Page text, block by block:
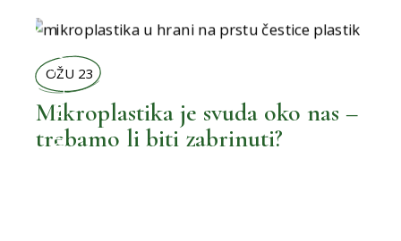
BOLJA OKOLINA
BOLJI ŽIVOT
OŽU 23
Mikroplastika je svuda oko nas –
trebamo li biti zabrinuti?